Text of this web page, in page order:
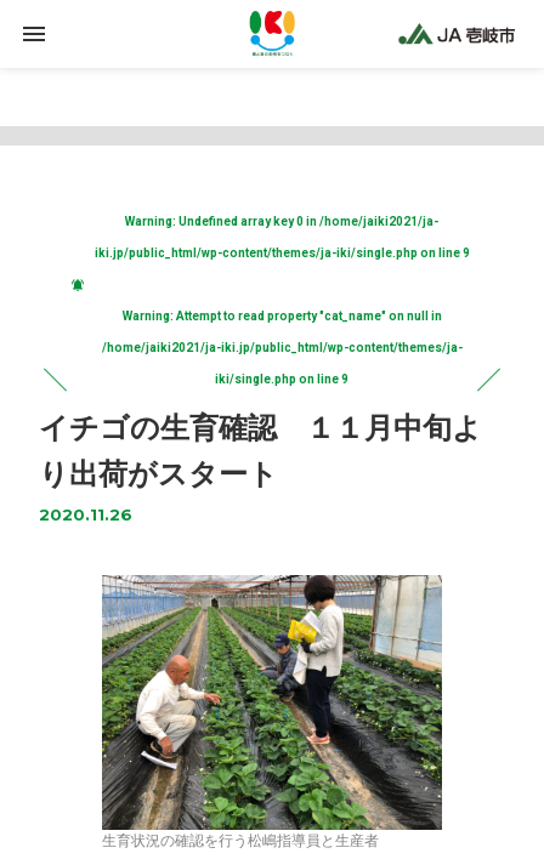
Warning : Trying to access array offset on false in /home/jaiki2021/ja-iki.jp/public_html/wp-
on line425
Warning: Undefined array key 0 in/home/jaiki2021/ja-
iki.jp/public_html/wp-content/themes/ja-iki/single.php on line9
Warning: Attempt to read property "cat_name" on null in
/home/jaiki2021/ja-iki.jp/public_html/wp-content/themes/ja-
iki/single.php on line9
イチゴの生育確認 １１月中旬よ
り出荷がスタート
2020.11.26
生育状況の確認を行う松嶋指導員と生産者